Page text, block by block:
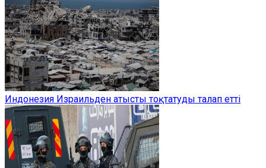
Индонезия Израильден атысты тоқтатуды талап етті